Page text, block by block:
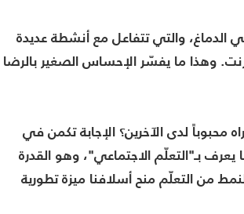
الدماغ، والتي تتفاعل مع أنشطة عديدة
وهذا ما يفسّر الإحساس الصغير بالرضا
محبوباً لدى الآخرين؟ الإجابة تكمن في
بـ"التعلّم الاجتماعي"، وهو القدرة
من التعلّم منح أسلافنا ميزة تطورية